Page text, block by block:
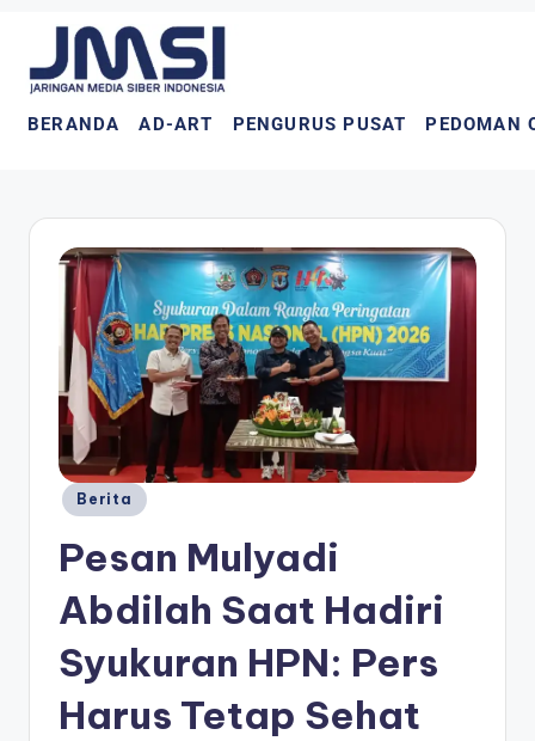
BERANDA AD-ART PENGURUS PUSAT PEDOMAN
Berita
Pesan Mulyadi
Abdilah Saat Hadiri
Syukuran HPN: Pers
Harus Tetap Sehat